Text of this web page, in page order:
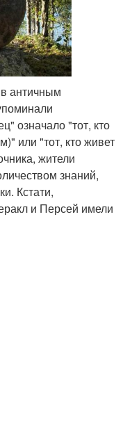
античным
означало "тот, кто
или "тот, кто живет
жители
знаний,
Кстати,
и Персей имели